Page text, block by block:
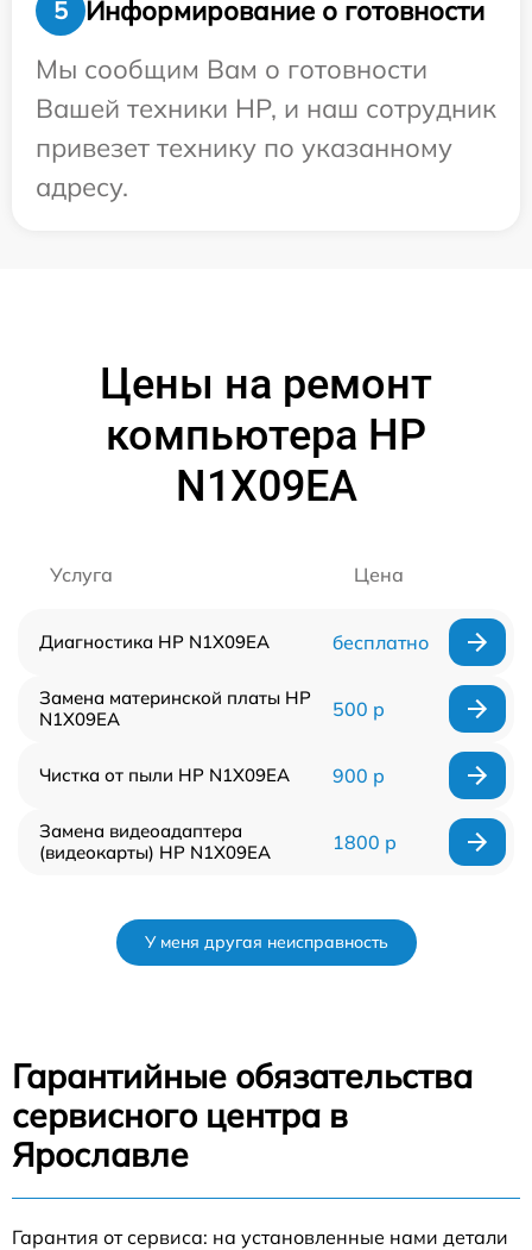
5
Информирование о готовности
Мы сообщим Вам о готовности
Вашей техники HP, и наш сотрудник
привезет технику по указанному
адресу.
Цены на ремонт
компьютера HP
N1X09EA
Услуга Цена
Диагностика HP N1X09EA бесплатно
Замена материнской платы HP
N1X09EA
500 р
Чистка от пыли HP N1X09EA 900 р
Замена видеоадаптера
(видеокарты) HP N1X09EA
1800 р
У меня другая неисправность
Гарантийные обязательства
сервисного центра в
Ярославле
Гарантия от сервиса: на установленные нами детали